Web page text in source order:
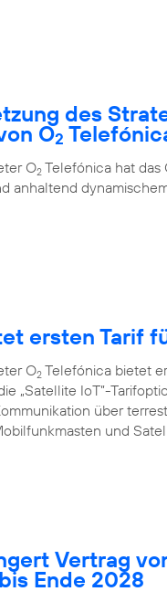
des
O2
O2 Telefónica hat das
anhaltend
ersten Tarif
O2 Telefónica bietet
„Satellite IoT”-
über
und
Vertrag
Ende 2028